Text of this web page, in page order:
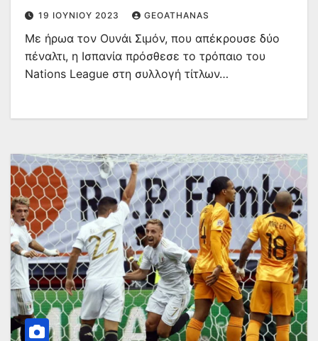
19 ΙΟΥΝΊΟΥ 2023 GEOATHANAS
Με ήρωα τον Ουνάι Σιμόν, που απέκρουσε δύο
πέναλτι, η Ισπανία πρόσθεσε το τρόπαιο του
Nations League στη συλλογή τίτλων…